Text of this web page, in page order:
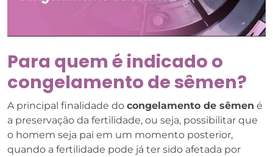
Para quem é indicado o
congelamento de sêmen?
A principal finalidade do congelamento de sêmen é
a preservação da fertilidade, ou seja, possibilitar que
o homem seja pai em um momento posterior,
quando a fertilidade pode já ter sido afetada por